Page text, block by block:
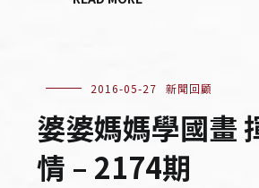
2016-05-27 新聞回顧
婆婆媽媽學國畫
情 – 2174期